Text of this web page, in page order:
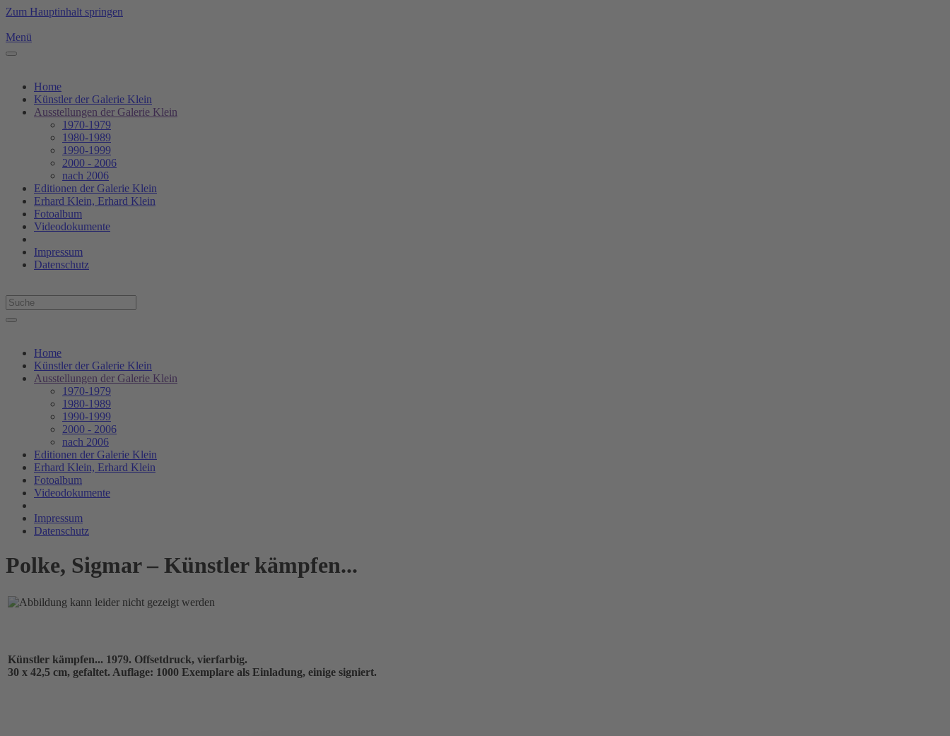
Zum Hauptinhalt springen
Menü
Home
Künstler der Galerie Klein
Ausstellungen der Galerie Klein
1970-1979
1980-1989
1990-1999
2000 - 2006
nach 2006
Editionen der Galerie Klein
Erhard Klein, Erhard Klein
Fotoalbum
Videodokumente
Impressum
Datenschutz
Home
Künstler der Galerie Klein
Ausstellungen der Galerie Klein
1970-1979
1980-1989
1990-1999
2000 - 2006
nach 2006
Editionen der Galerie Klein
Erhard Klein, Erhard Klein
Fotoalbum
Videodokumente
Impressum
Datenschutz
Polke, Sigmar – Künstler kämpfen...
Künstler kämpfen... 1979. Offsetdruck, vierfarbig.
30 x 42,5 cm, gefaltet. Auflage: 1000 Exemplare als Einladung, einige signiert.